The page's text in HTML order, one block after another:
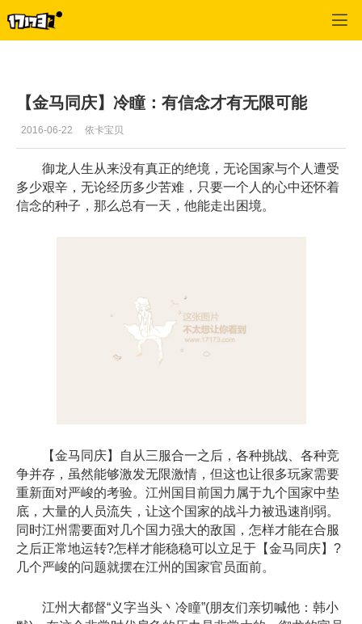
【金马同庆】冷瞳：有信念才有无限可能
2016-06-22 依卡宝贝
御龙人生从来没有真正的绝境，无论国家与个人遭受
多少艰辛，无论经历多少苦难，只要一个人的心中还怀着
信念的种子，那么总有一天，他能走出困境。
【金马同庆】自从三服合一之后，各种挑战、各种竞
争并存，虽然能够激发无限激情，但这也让很多玩家需要
重新面对严峻的考验。江州国目前国力属于九个国家中垫
底，大量的人员流失，让这个国家的战斗力被迅速削弱。
同时江州需要面对几个国力强大的敌国，怎样才能在合服
之后正常地运转?怎样才能稳稳可以立足于【金马同庆】?
几个严峻的问题就摆在江州的国家官员面前。
江州大都督“义字当头丶冷瞳”(朋友们亲切喊他：韩小